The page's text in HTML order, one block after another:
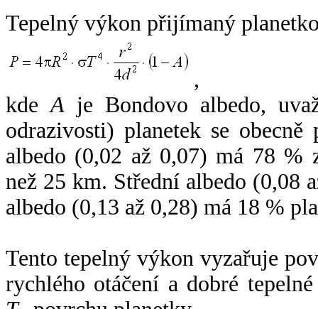
Tepelný výkon přijímaný
,
kdeA je Bondovo albedo,
odrazivosti) planetek se
albedo (0,02 až 0,07) má 78 %
než 25 km. Střední albedo (0,08
albedo (0,13 až 0,28) má 18 %
Tento tepelný výkon vyzařuje
rychlého otáčení a dobré